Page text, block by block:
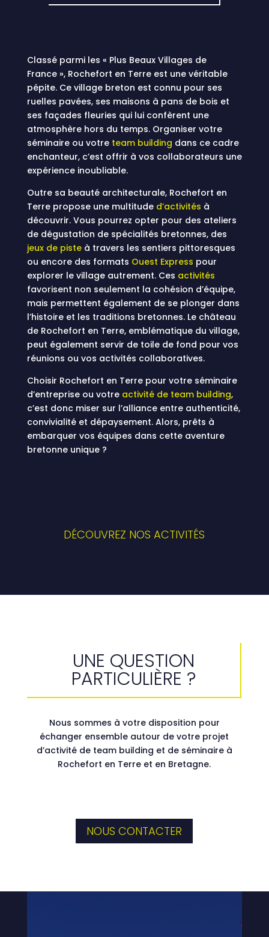
Classé parmi les « Plus Beaux Villages de
France », Rochefort en Terre est une véritable
pépite. Ce village breton est connu pour ses
ruelles pavées, ses maisons à pans de bois et
ses façades fleuries qui lui confèrent une
atmosphère hors du temps. Organiser votre
séminaire ou votre team building dans ce cadre
enchanteur, c’est offrir à vos collaborateurs une
expérience inoubliable.
Outre sa beauté architecturale, Rochefort en
Terre propose une multitude d’activités à
découvrir. Vous pourrez opter pour des ateliers
de dégustation de spécialités bretonnes, des
jeux de pisteà travers les sentiers pittoresques
ou encore des formats Ouest Express pour
explorer le village autrement. Ces activités
favorisent non seulement la cohésion d’équipe,
mais permettent également de se plonger dans
l’histoire et les traditions bretonnes. Le château
de Rochefort en Terre, emblématique du village,
peut également servir de toile de fond pour vos
réunions ou vos activités collaboratives.
Choisir Rochefort en Terre pour votre séminaire
d’entreprise ou votre activité de team building,
c’est donc miser sur l’alliance entre authenticité,
convivialité et dépaysement. Alors, prêts à
embarquer vos équipes dans cette aventure
bretonne unique ?
DÉCOUVREZ NOS ACTIVITÉS
UNE QUESTION
PARTICULIÈRE ?
Nous sommes à votre disposition pour
échanger ensemble autour de votre projet
d’activité de team building et de séminaire à
Rochefort en Terre et en Bretagne.
NOUS CONTACTER